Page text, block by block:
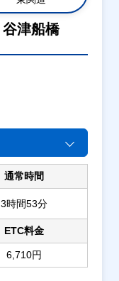
谷津船橋
通常時間
3時間53分
ETC料金
6,710円